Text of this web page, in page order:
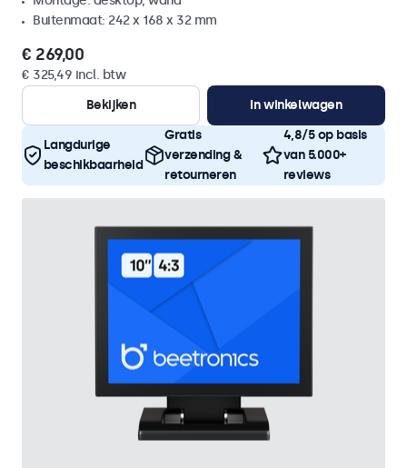
Buitenmaat: 242 x 168 x 32 mm
€ 269,00
€ 325,49 incl. btw
Bekijken
In winkelwagen
Langdurige
beschikbaarheid
Gratis
verzending &
retourneren
4,8/5 op basis
van 5.000+
reviews